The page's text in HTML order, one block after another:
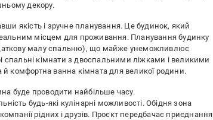
декору.
якість і зручне планування. Це будинок, який
місцем для проживання. Планування будинку
малу спальню), що майже унеможливлює
спальні кімнати з двоспальними ліжками і великими
комфортна ванна кімната для великої родини.
буде проводити найбільше часу.
будь-які кулінарні можливості. Обідня зона
рідних і друзів. Проєкт передбачає приєднання